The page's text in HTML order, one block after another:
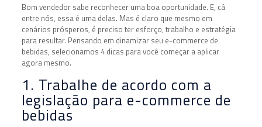
Bom vendedor sabe reconhecer uma boa oportunidade. E, cá
entre nós, essa é uma delas. Mas é claro que mesmo em
cenários prósperos, é preciso ter esforço, trabalho e estratégia
para resultar. Pensando em dinamizar seu e-commerce de
bebidas, selecionamos 4 dicas para você começar a aplicar
agora mesmo.
1. Trabalhe de acordo com a
legislação para e-commerce de
bebidas